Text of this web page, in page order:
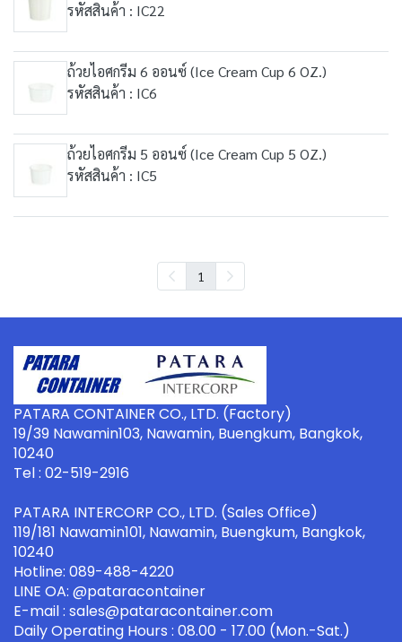
รหัสสินค้า : IC22
ถ้วยไอศกรีม 6 ออนซ์ (Ice Cream Cup 6 OZ.)
รหัสสินค้า : IC6
ถ้วยไอศกรีม 5 ออนซ์ (Ice Cream Cup 5 OZ.)
รหัสสินค้า : IC5
1
PATARA CONTAINER CO., LTD. (Factory)
19/39 Nawamin103, Nawamin, Buengkum, Bangkok,
10240
Tel : 02-519-2916
PATARA INTERCORP CO., LTD. (Sales Office)
119/181 Nawamin101, Nawamin, Buengkum, Bangkok,
10240
Hotline: 089-488-4220
LINE OA: @pataracontainer
E-mail : sales@pataracontainer.com
Daily Operating Hours : 08.00 - 17.00 (Mon.-Sat.)